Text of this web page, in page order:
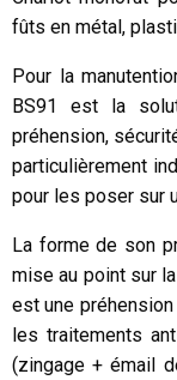
fûts en métal,
Pour la
BS91 est la
préhension,
particulièrement
pour les poser sur
La forme de son
mise au point sur
est une
les traitements
(zingage + émail